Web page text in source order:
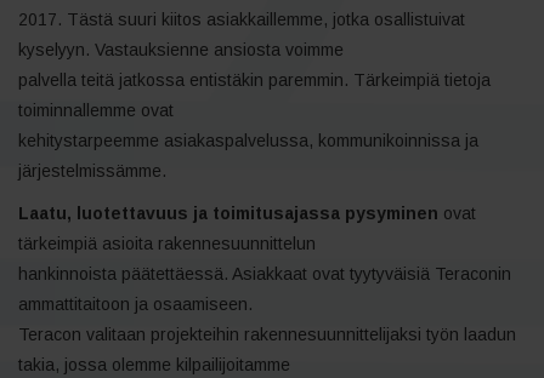
2017. Tästä suuri kiitos asiakkaillemme, jotka osallistuivat
kyselyyn. Vastauksienne ansiosta voimme
palvella teitä jatkossa entistäkin paremmin. Tärkeimpiä tietoja
toiminnallemme ovat
kehitystarpeemme asiakaspalvelussa, kommunikoinnissa ja
järjestelmissämme.
Laatu, luotettavuus ja toimitusajassa pysyminen ovat
tärkeimpiä asioita rakennesuunnittelun
hankinnoista päätettäessä. Asiakkaat ovat tyytyväisiä Teraconin
ammattitaitoon ja osaamiseen.
Teracon valitaan projekteihin rakennesuunnittelijaksi työn laadun
takia, jossa olemme kilpailijoitamme